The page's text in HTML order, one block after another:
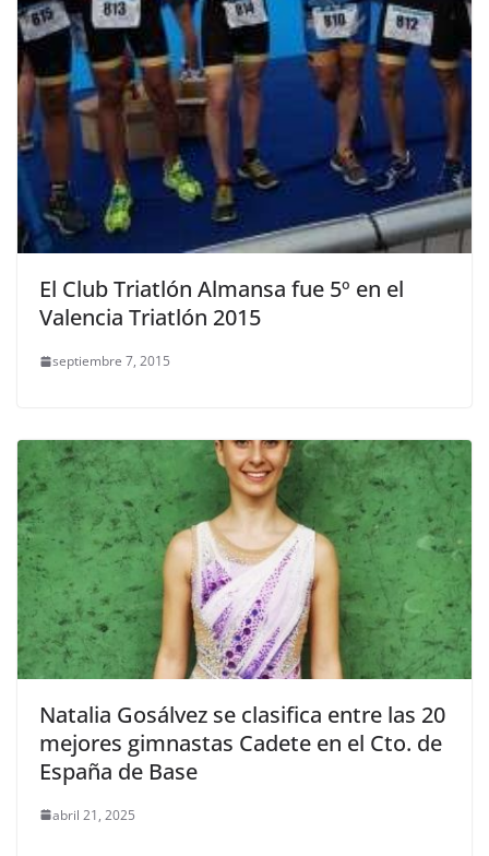
El Club Triatlón Almansa fue 5º en el
Valencia Triatlón 2015
septiembre 7, 2015
Natalia Gosálvez se clasifica entre las 20
mejores gimnastas Cadete en el Cto. de
España de Base
abril 21, 2025